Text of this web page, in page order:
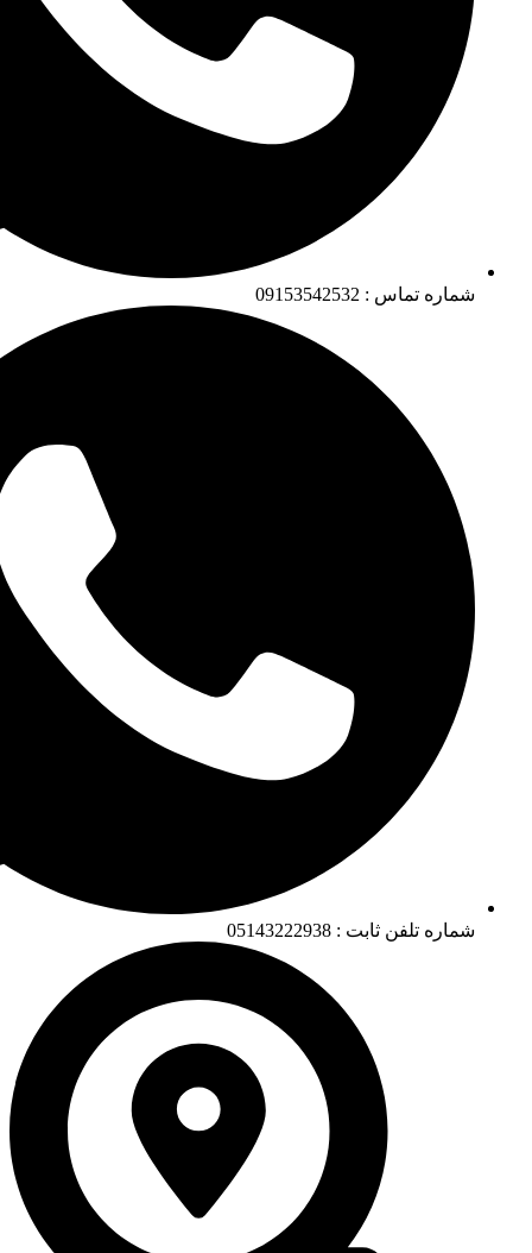
شماره تماس : 09153542532
شماره تلفن ثابت : 05143222938